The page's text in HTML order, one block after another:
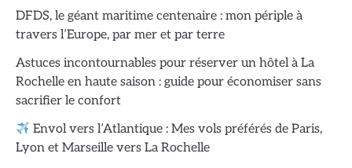
DFDS, le géant maritime centenaire : mon périple à
travers l’Europe, par mer et par terre
Astuces incontournables pour réserver un hôtel à La
Rochelle en haute saison : guide pour économiser sans
sacrifier le confort
Envol vers l’Atlantique : Mes vols préférés de Paris,
Lyon et Marseille vers La Rochelle